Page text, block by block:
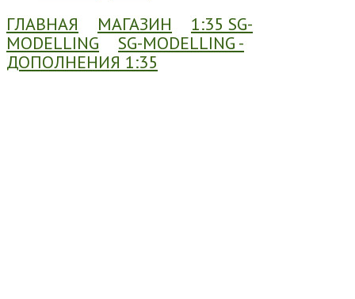
ГЛАВНАЯ
МАГАЗИН
1:35 SG-
MODELLING
SG-MODELLING -
ДОПОЛНЕНИЯ 1:35